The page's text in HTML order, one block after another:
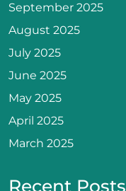
September 2025
August 2025
July 2025
June 2025
May 2025
April 2025
March 2025
Recent Posts